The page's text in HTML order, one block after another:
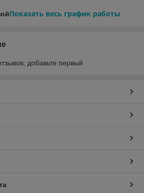
Показать весь график работы
добавьте первый